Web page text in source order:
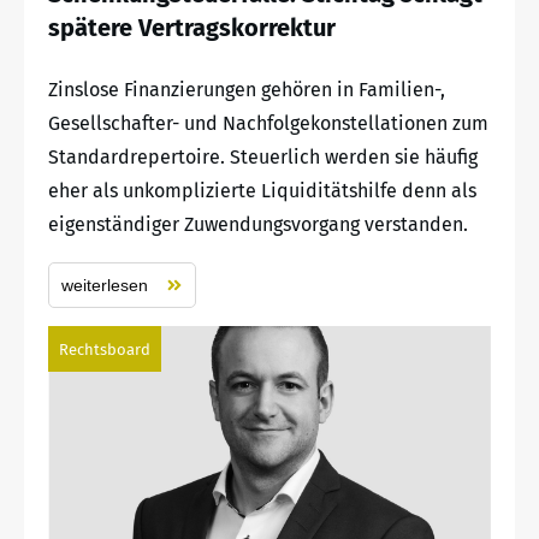
spätere Vertragskorrektur
Zinslose Finanzierungen gehören in Familien-,
Gesellschafter- und Nachfolgekonstellationen zum
Standardrepertoire. Steuerlich werden sie häufig
eher als unkomplizierte Liquiditätshilfe denn als
eigenständiger Zuwendungsvorgang verstanden.
weiterlesen
Rechtsboard